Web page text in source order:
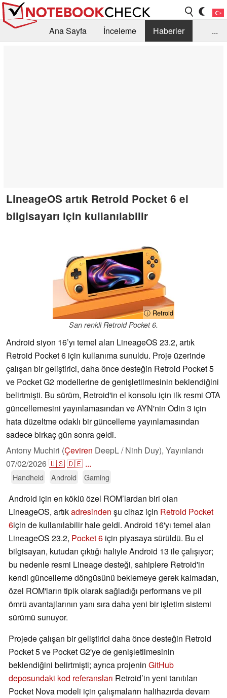
Ana Sayfa İnceleme
Haberler
...
LineageOS artık Retroid Pocket 6 el
bilgisayarı için kullanılabilir
ⓘ Retroid
Sarı renkli Retroid Pocket 6.
Android siyon 16’yı temel alan LineageOS 23.2, artık
Retroid Pocket 6 için kullanıma sunuldu. Proje üzerinde
çalışan bir geliştirici, daha önce desteğin Retroid Pocket 5
ve Pocket G2 modellerine de genişletilmesinin beklendiğini
belirtmişti. Bu sürüm, Retroid'in el konsolu için ilk resmi OTA
güncellemesini yayınlamasından ve AYN'nin Odin 3 için
hata düzeltme odaklı bir güncelleme yayınlamasından
sadece birkaç gün sonra geldi.
Antony Muchiri (Çeviren DeepL / Ninh Duy), Yayınlandı
07/02/2026🇺🇸🇩🇪 ...
Handheld Android Gaming
Android için en köklü özel ROM’lardan biri olan
LineageOS, artıkadresinden şu cihaz için Retroid Pocket
6için de kullanılabilir hale geldi. Android 16'yı temel alan
LineageOS 23.2, Pocket 6 için piyasaya sürüldü. Bu el
bilgisayarı, kutudan çıktığı haliyle Android 13 ile çalışıyor;
bu nedenle resmi Lineage desteği, sahiplere Retroid'in
kendi güncelleme döngüsünü beklemeye gerek kalmadan,
özel ROM'ların tipik olarak sağladığı performans ve pil
ömrü avantajlarının yanı sıra daha yeni bir işletim sistemi
sürümü sunuyor.
Projede çalışan bir geliştirici daha önce desteğin Retroid
Pocket 5 ve Pocket G2'ye de genişletilmesinin
beklendiğini belirtmişti; ayrıca projenin GitHub
deposundaki kod referansları Retroid’in yeni tanıtılan
Pocket Nova modeli için çalışmaların halihazırda devam